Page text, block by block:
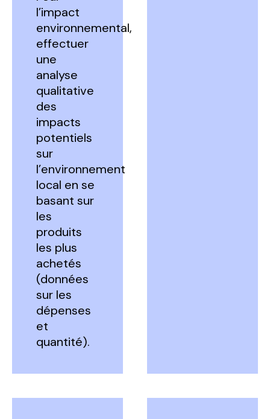
l’impact
environnemental,
effectuer
une
analyse
qualitative
des
impacts
potentiels
sur
l’environnement
local en se
basant sur
les
produits
les plus
achetés
(données
sur les
dépenses
et
quantité).